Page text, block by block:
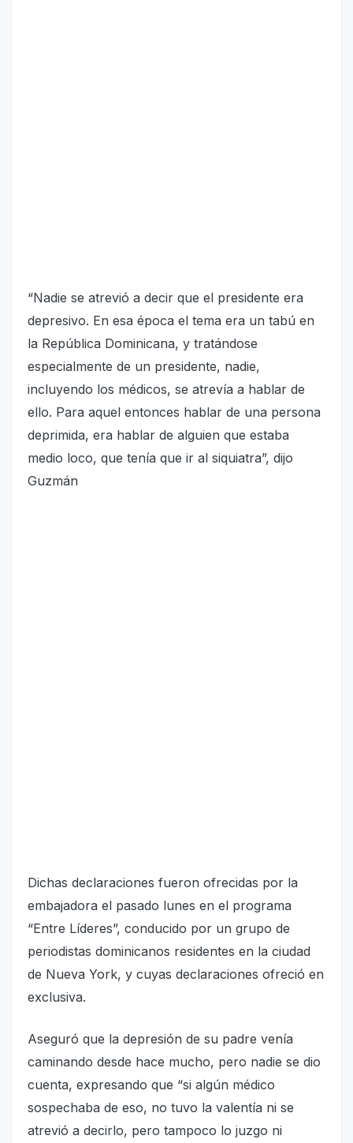
“Nadie se atrevió a decir que el presidente era
depresivo. En esa época el tema era un tabú en
la República Dominicana, y tratándose
especialmente de un presidente, nadie,
incluyendo los médicos, se atrevía a hablar de
ello. Para aquel entonces hablar de una persona
deprimida, era hablar de alguien que estaba
medio loco, que tenía que ir al siquiatra”, dijo
Guzmán
Dichas declaraciones fueron ofrecidas por la
embajadora el pasado lunes en el programa
“Entre Líderes”, conducido por un grupo de
periodistas dominicanos residentes en la ciudad
de Nueva York, y cuyas declaraciones ofreció en
exclusiva.
Aseguró que la depresión de su padre venía
caminando desde hace mucho, pero nadie se dio
cuenta, expresando que “si algún médico
sospechaba de eso, no tuvo la valentía ni se
atrevió a decirlo, pero tampoco lo juzgo ni